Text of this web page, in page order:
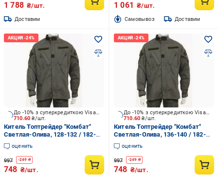
1 788 ₴/шт.
Доставим
1 061 ₴/шт.
Cамовывоз Доставим
710.60₴/шт.
До -10% з суперкредиткою Visa Вигода
Китель Топтрейдер "Комбат"
Светлая-Олива, 128-132 / 182-
188cм р.3XL
оценить
997 -249 ₴
748 ₴/шт.
710.60₴/шт.
До -10% з суперкредиткою Visa Вигода
Китель Топтрейдер "Комбат"
Светлая-Олива, 136-140 / 182-
188cм р.4XL
оценить
997 -249 ₴
748 ₴/шт.